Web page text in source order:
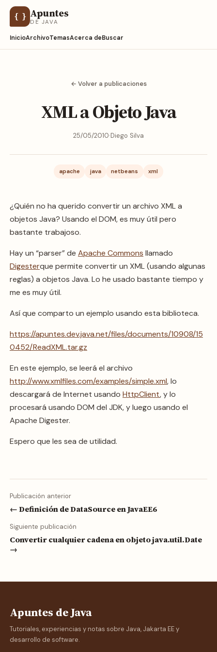
{ } Apuntes
DE JAVA
InicioArchivoTemasAcerca deBuscar
← Volver a publicaciones
XML a Objeto Java
25/05/2010·Diego Silva
apache java netbeans xml
¿Quién no ha querido convertir un archivo XML a
objetos Java? Usando el DOM, es muy útil pero
bastante trabajoso.
Hay un “parser” de Apache Commons llamado
Digesterque permite convertir un XML (usando algunas
reglas) a objetos Java. Lo he usado bastante tiempo y
me es muy útil.
Así que comparto un ejemplo usando esta biblioteca.
https://apuntes.dev.java.net/files/documents/10908/15
0452/ReadXML.tar.gz
En este ejemplo, se leerá el archivo
http://www.xmlfiles.com/examples/simple.xml, lo
descargará de Internet usando HttpClient, y lo
procesará usando DOM del JDK, y luego usando el
Apache Digester.
Espero que les sea de utilidad.
Publicación anterior
← Definición de DataSource en JavaEE6
Siguiente publicación
Convertir cualquier cadena en objeto java.util.Date
→
Apuntes de Java
Tutoriales, experiencias y notas sobre Java, Jakarta EE y
desarrollo de software.